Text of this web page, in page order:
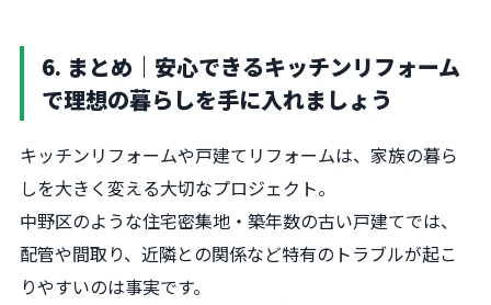
6. まとめ｜安心できるキッチンリフォーム
で理想の暮らしを手に入れましょう
キッチンリフォームや戸建てリフォームは、家族の暮ら
しを大きく変える大切なプロジェクト。
中野区のような住宅密集地・築年数の古い戸建てでは、
配管や間取り、近隣との関係など特有のトラブルが起こ
りやすいのは事実です。